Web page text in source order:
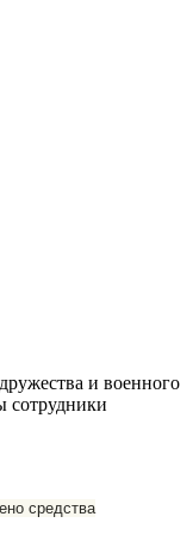
и военного
сотрудники
средства